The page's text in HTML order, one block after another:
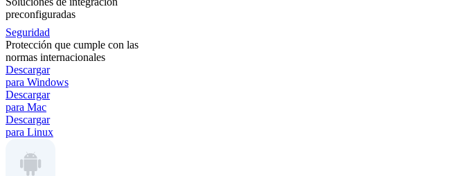
preconfiguradas
Seguridad
Protección que cumple con las
normas internacionales
Descargar
para Windows
Descargar
para Mac
Descargar
para Linux